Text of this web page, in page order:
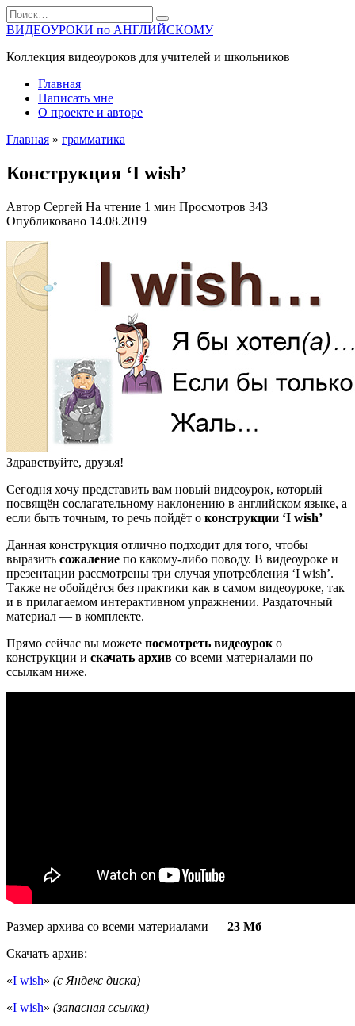
Перейти
к
содержанию
Search
for:
ВИДЕОУРОКИ по АНГЛИЙСКОМУ
Коллекция видеоуроков для учителей и школьников
Главная
Написать мне
О проекте и авторе
Главная » грамматика
Конструкция ‘I wish’
Автор Сергей На чтение 1 мин Просмотров 343
Опубликовано 14.08.2019
Здравствуйте, друзья!
Сегодня хочу представить вам новый видеоурок, который
посвящён сослагательному наклонению в английском языке, а
если быть точным, то речь пойдёт о конструкции ‘I wish’
Данная конструкция отлично подходит для того, чтобы
выразить сожаление по какому-либо поводу. В видеоуроке и
презентации рассмотрены три случая употребления ‘I wish’.
Также не обойдётся без практики как в самом видеоуроке, так
и в прилагаемом интерактивном упражнении. Раздаточный
материал — в комплекте.
Прямо сейчас вы можете посмотреть видеоурок о
конструкции и скачать архив со всеми материалами по
ссылкам ниже.
Размер архива со всеми материалами — 23 Мб
Скачать архив:
«I wish» (с Яндекс диска)
«I wish» (запасная ссылка)